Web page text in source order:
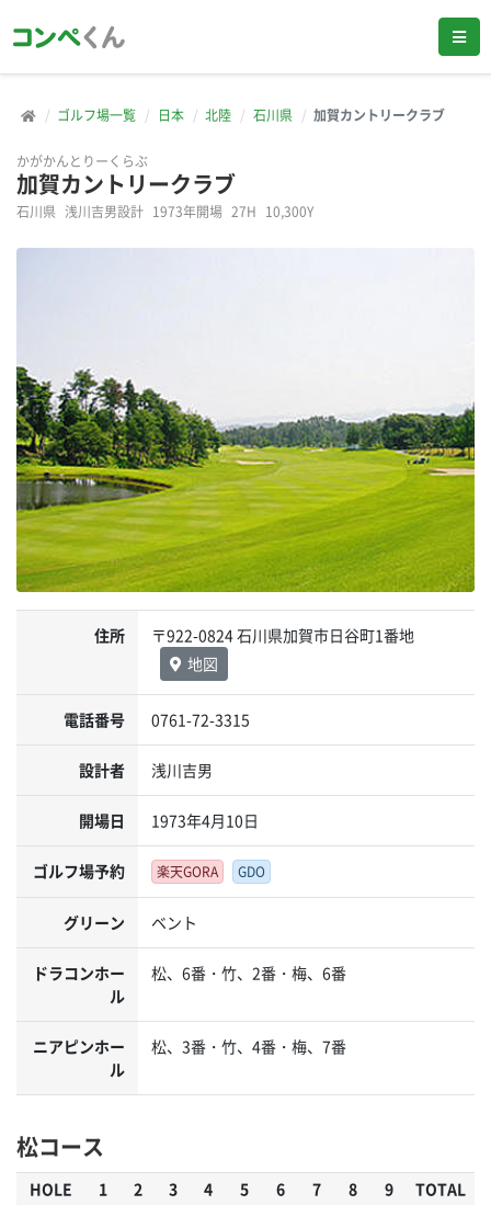
ゴルフ場一覧 日本 北陸 石川県 加賀カントリークラブ
かがかんとりーくらぶ
加賀カントリークラブ
石川県 浅川吉男設計 1973年開場 27H 10,300Y
住所
〒922-0824 石川県加賀市日谷町1番地
地図
電話番号 0761-72-3315
設計者 浅川吉男
開場日 1973年4月10日
ゴルフ場予約 楽天GORA GDO
グリーン ベント
ドラコンホー
ル
松、6番・竹、2番・梅、6番
ニアピンホー
ル
松、3番・竹、4番・梅、7番
松コース
HOLE 1 2 3 4 5 6 7 8 9
TOTAL